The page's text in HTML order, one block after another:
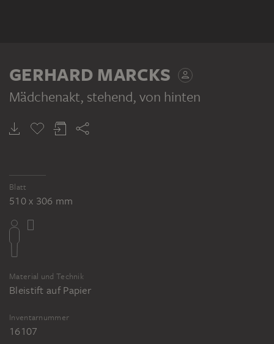
GERHARD MARCKS
Mädchenakt, stehend, von hinten
Blatt
510 x 306 mm
Material und Technik
Bleistift auf Papier
Inventarnummer
16107